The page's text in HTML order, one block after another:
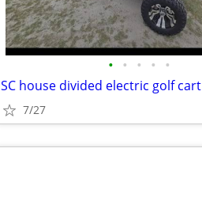
• • • • •
SC house divided electric golf cart
7/27